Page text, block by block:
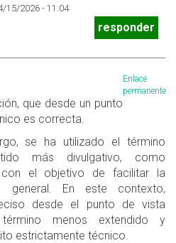
15/2026 - 11:04
responder
Enlace
permanente
que desde un punto
es correcta.
se ha utilizado el término
más divulgativo, como
el objetivo de facilitar la
general. En este contexto,
desde el punto de vista
menos extendido y
estrictamente técnico.